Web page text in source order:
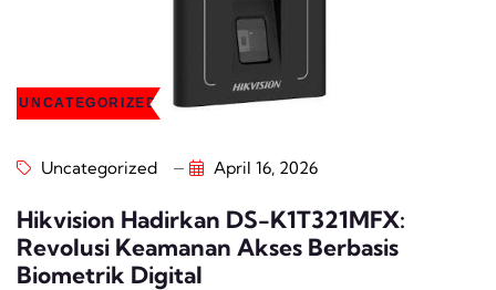
UNCATEGORIZED
Uncategorized April 16, 2026
Hikvision Hadirkan DS-K1T321MFX:
Revolusi Keamanan Akses Berbasis
Biometrik Digital